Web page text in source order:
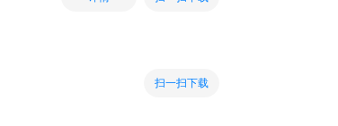
扫一扫下载